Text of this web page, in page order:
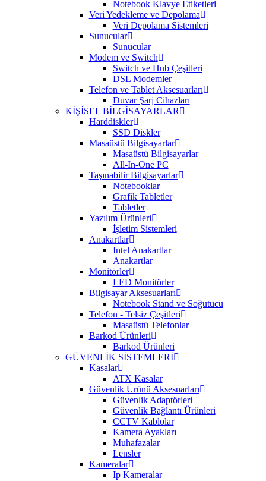
Notebook Klavye Etiketleri
Veri Yedekleme ve Depolama
Veri Depolama Sistemleri
Sunucular
Sunucular
Modem ve Switch
Switch ve Hub Çeşitleri
DSL Modemler
Telefon ve Tablet Aksesuarları
Duvar Şarj Cihazları
KİŞİSEL BİLGİSAYARLAR
Harddiskler
SSD Diskler
Masaüstü Bilgisayarlar
Masaüstü Bilgisayarlar
All-In-One PC
Taşınabilir Bilgisayarlar
Notebooklar
Grafik Tabletler
Tabletler
Yazılım Ürünleri
İşletim Sistemleri
Anakartlar
Intel Anakartlar
Anakartlar
Monitörler
LED Monitörler
Bilgisayar Aksesuarları
Notebook Stand ve Soğutucu
Telefon - Telsiz Çeşitleri
Masaüstü Telefonlar
Barkod Ürünleri
Barkod Ürünleri
GÜVENLİK SİSTEMLERİ
Kasalar
ATX Kasalar
Güvenlik Ürünü Aksesuarları
Güvenlik Adaptörleri
Güvenlik Bağlantı Ürünleri
CCTV Kablolar
Kamera Ayakları
Muhafazalar
Lensler
Kameralar
Ip Kameralar